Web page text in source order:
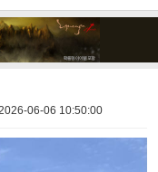
on/off
쓰
06-06 10:50:00